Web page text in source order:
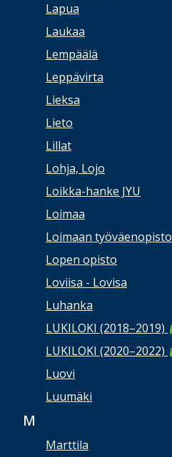
Lapua
Laukaa
Lempäälä
Leppävirta
Lieksa
Lieto
Lillat
Lohja, Lojo
Loikka-hanke JYU
Loimaa
Loimaan työväenopisto
Lopen opisto
Loviisa - Lovisa
Luhanka
LUKILOKI (2018–2019)
LUKILOKI (2020–2022)
Luovi
Luumäki
M
Marttila